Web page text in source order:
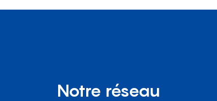
Notre réseau